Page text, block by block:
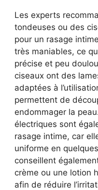
Les experts
tondeuses ou des
pour un rasage
très maniables, ce
précise et peu
ciseaux ont des
adaptées à
permettent de
endommager la
électriques sont
rasage intime, car
uniforme en
conseillent
crème ou une lotion
afin de réduire